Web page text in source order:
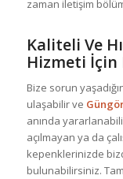
zaman iletişim
Kaliteli Ve
Hizmeti İçin
Bize sorun
ulaşabilir ve
anında
açılmayan ya da
kepenklerinizde
bulunabilirsiniz.